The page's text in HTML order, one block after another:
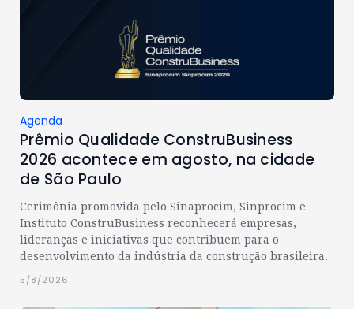
Agenda
Prêmio Qualidade ConstruBusiness
2026 acontece em agosto, na cidade
de São Paulo
Cerimônia promovida pelo Sinaprocim, Sinprocim e
Instituto ConstruBusiness reconhecerá empresas,
lideranças e iniciativas que contribuem para o
desenvolvimento da indústria da construção brasileira.
5/8/2026